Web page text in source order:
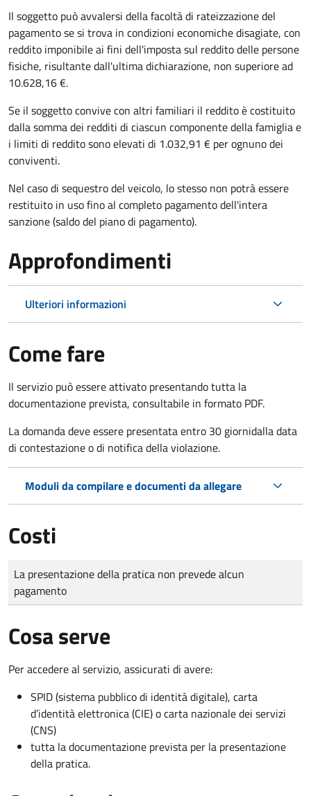
Il soggetto può avvalersi della facoltà di rateizzazione del
pagamento se si trova in condizioni economiche disagiate, con
reddito imponibile ai fini dell'imposta sul reddito delle persone
fisiche, risultante dall'ultima dichiarazione, non superiore ad
10.628,16 €.
Se il soggetto convive con altri familiari il reddito è costituito
dalla somma dei redditi di ciascun componente della famiglia e
i limiti di reddito sono elevati di 1.032,91 € per ognuno dei
conviventi.
Nel caso di sequestro del veicolo, lo stesso non potrà essere
restituito in uso fino al completo pagamento dell'intera
sanzione (saldo del piano di pagamento).
Approfondimenti
Ulteriori informazioni
Come fare
Il servizio può essere attivato presentando tutta la
documentazione prevista, consultabile in formato PDF.
La domanda deve essere presentata entro 30 giornidalla data
di contestazione o di notifica della violazione.
Moduli da compilare e documenti da allegare
Costi
Tipo di pagamento
Importo
La presentazione della pratica non prevede alcun
pagamento
Cosa serve
Per accedere al servizio, assicurati di avere:
SPID (sistema pubblico di identità digitale), carta
d’identità elettronica (CIE) o carta nazionale dei servizi
(CNS)
tutta la documentazione prevista per la presentazione
della pratica.